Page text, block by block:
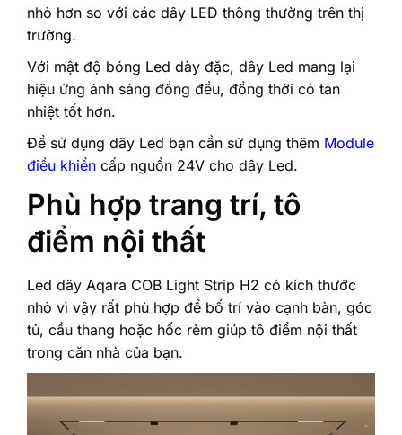
nhỏ hơn so với các dây LED thông thường trên thị
trường.
Với mật độ bóng Led dày đặc, dây Led mang lại
hiệu ứng ánh sáng đồng đều, đồng thời có tản
nhiệt tốt hơn.
Để sử dụng dây Led bạn cần sử dụng thêm Module
điều khiển cấp nguồn 24V cho dây Led.
Phù hợp trang trí, tô
điểm nội thất
Led dây Aqara COB Light Strip H2 có kích thước
nhỏ vì vậy rất phù hợp để bố trí vào cạnh bàn, góc
tủ, cầu thang hoặc hốc rèm giúp tô điểm nội thất
trong căn nhà của bạn.